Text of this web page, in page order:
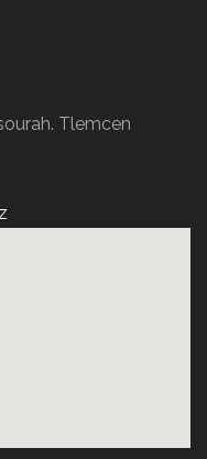
Tlemcen